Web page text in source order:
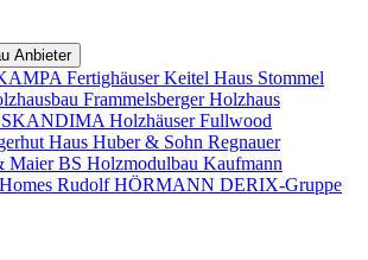
Anbieter
FertighäuserKeitel Haus Stommel
Frammelsberger Holzhaus
SKANDIMA HolzhäuserFullwood
Haus Huber & Sohn Regnauer
MaierBS Holzmodulbau Kaufmann
Rudolf HÖRMANN DERIX-Gruppe